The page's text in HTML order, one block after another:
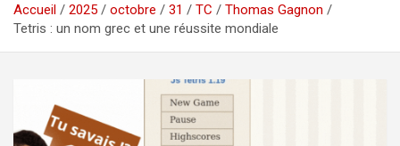
Accueil 2025 octobre 31 TC
Thomas Gagnon
Tetris : un nom grec et une réussite mondiale